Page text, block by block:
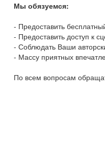
Мы обязуемся:
- Предоставить
- Предоставить доступ к
- Соблюдать Ваши
- Массу приятных
По всем вопросам